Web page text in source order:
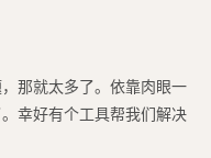
那就太多了。依靠肉眼一
幸好有个工具帮我们解决